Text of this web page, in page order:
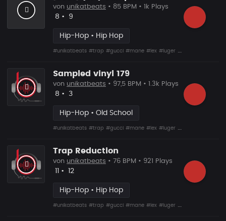
von unikatbeats • 85 BPM • 1k Plays
Likes
8 • Vorgeschlagen
9
Hip-Hop • Hip Hop
#unikatbeats #trap #gucci #mane #lex #luger #drumma
Sampled vinyl 179
von unikatbeats • 97,5 BPM • 1.3k Plays
Likes
8 • Vorgeschlagen
3
Hip-Hop • Old School
#unikatbeats #trap #gucci #mane #lex #luger #drumma
Trap Reduction
von unikatbeats • 76 BPM • 921 Plays
Likes
• Vorgeschlagen
12
Hip-Hop • Hip Hop
#unikatbeats #trap #gucci #mane #lex #luger #drumma